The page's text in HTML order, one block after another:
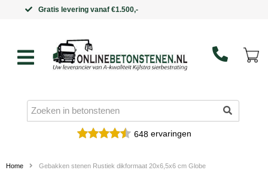
Binnen 5 werkdagen in huis
648ervaringen
Home Gebakken stenen Rustiek dikformaat 20x6,5x6 cm Globe